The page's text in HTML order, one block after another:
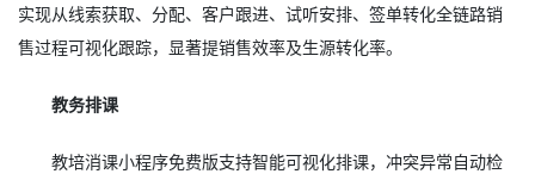
实现从线索获取、分配、客户跟进、试听安排、签单转化全链路销
售过程可视化跟踪，显著提销售效率及生源转化率。
教务排课
教培消课小程序免费版支持智能可视化排课，冲突异常自动检